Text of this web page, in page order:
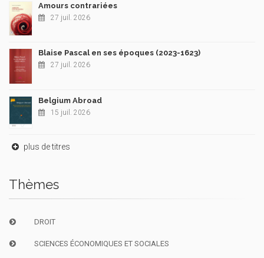
Amours contrariées
27 juil. 2026
Blaise Pascal en ses époques (2023-1623)
27 juil. 2026
Belgium Abroad
15 juil. 2026
plus de titres
Thèmes
DROIT
SCIENCES ÉCONOMIQUES ET SOCIALES